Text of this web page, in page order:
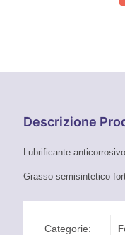
per
Descrizione
Lubrificante
Grasso semisintetico
Categorie: